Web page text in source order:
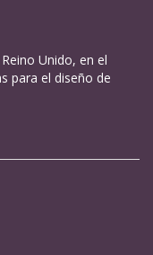
Unido, en el
para el diseño de